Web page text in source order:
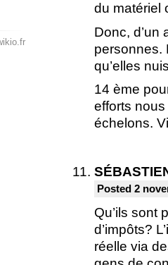
du matériel
Donc, d’un
personnes.
qu’elles
14 ème
efforts
échelons.
Posted 2
Qu’ils sont
d’impôts?
réelle via